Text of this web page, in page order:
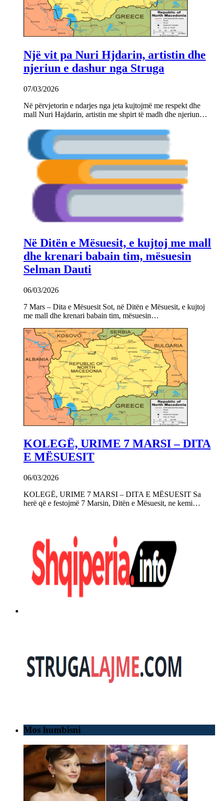
Një vit pa Nuri Hjdarin, artistin dhe
njeriun e dashur nga Struga
07/03/2026
Në përvjetorin e ndarjes nga jeta kujtojmë me respekt dhe
mall Nuri Hajdarin, artistin me shpirt të madh dhe njeriun…
Në Ditën e Mësuesit, e kujtoj me mall
dhe krenari babain tim, mësuesin
Selman Dauti
06/03/2026
7 Mars – Dita e Mësuesit Sot, në Ditën e Mësuesit, e kujtoj
me mall dhe krenari babain tim, mësuesin…
KOLEGË, URIME 7 MARSI – DITA
E MËSUESIT
06/03/2026
KOLEGË, URIME 7 MARSI – DITA E MËSUESIT Sa
herë që e festojmë 7 Marsin, Ditën e Mësuesit, ne kemi…
Mos humbisni